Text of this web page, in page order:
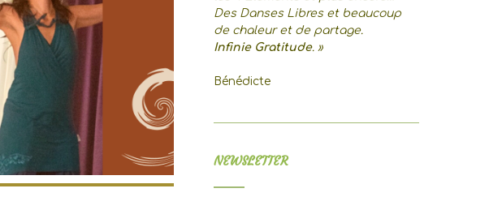
Des Danses Libres et beaucoup
de chaleur et de partage.
Infinie Gratitude. »
Bénédicte
NEWSLETTER